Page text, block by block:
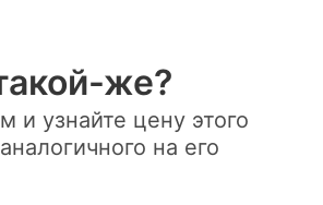
же?
и узнайте цену этого
на его